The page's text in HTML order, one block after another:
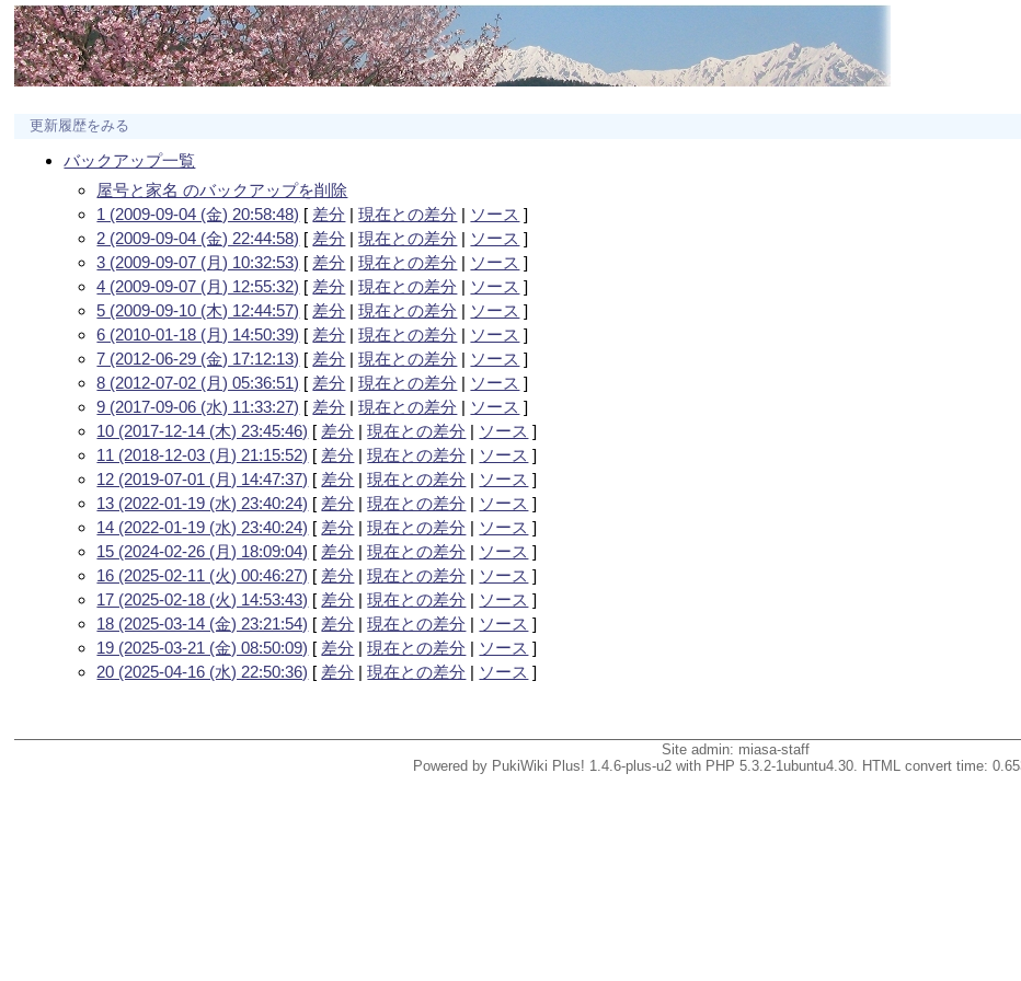
更新履歴をみる
バックアップ一覧
屋号と家名 のバックアップを削除
1 (2009-09-04 (金) 20:58:48) [ 差分 |現在との差分 | ソース ]
2 (2009-09-04 (金) 22:44:58) [ 差分 |現在との差分 | ソース ]
3 (2009-09-07 (月) 10:32:53) [ 差分 |現在との差分 | ソース ]
4 (2009-09-07 (月) 12:55:32) [ 差分 |現在との差分 | ソース ]
5 (2009-09-10 (木) 12:44:57) [ 差分 |現在との差分 | ソース ]
6 (2010-01-18 (月) 14:50:39) [ 差分 |現在との差分 | ソース ]
7 (2012-06-29 (金) 17:12:13) [ 差分 |現在との差分 | ソース ]
8 (2012-07-02 (月) 05:36:51) [ 差分 |現在との差分 | ソース ]
9 (2017-09-06 (水) 11:33:27) [ 差分 |現在との差分 | ソース ]
10 (2017-12-14 (木) 23:45:46) [ 差分 |現在との差分 | ソース ]
11 (2018-12-03 (月) 21:15:52) [ 差分 |現在との差分 | ソース ]
12 (2019-07-01 (月) 14:47:37) [ 差分 |現在との差分 | ソース ]
13 (2022-01-19 (水) 23:40:24) [ 差分 |現在との差分 | ソース ]
14 (2022-01-19 (水) 23:40:24) [ 差分 |現在との差分 | ソース ]
15 (2024-02-26 (月) 18:09:04) [ 差分 |現在との差分 | ソース ]
16 (2025-02-11 (火) 00:46:27) [ 差分 |現在との差分 | ソース ]
17 (2025-02-18 (火) 14:53:43) [ 差分 |現在との差分 | ソース ]
18 (2025-03-14 (金) 23:21:54) [ 差分 |現在との差分 | ソース ]
19 (2025-03-21 (金) 08:50:09) [ 差分 |現在との差分 | ソース ]
20 (2025-04-16 (水) 22:50:36) [ 差分 |現在との差分 | ソース ]
Site admin: miasa-staff
Powered by PukiWiki Plus! 1.4.6-plus-u2 with PHP 5.3.2-1ubuntu4.30. HTML convert time: